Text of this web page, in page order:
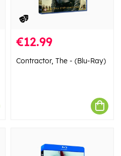
€12.99
Contractor, The - (Blu-Ray)